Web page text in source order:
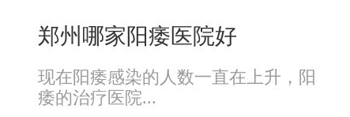
郑州哪家阳痿医院好
现在阳痿感染的人数一直在上升，阳
痿的治疗医院...